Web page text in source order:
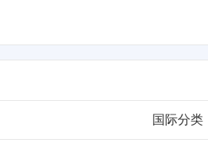
国际分类